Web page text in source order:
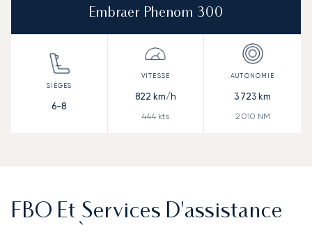
Embraer Phenom 300
6-8
822 km/h
444 kts
3 723 km
2 010 NM
FBO Et Services D'assistance